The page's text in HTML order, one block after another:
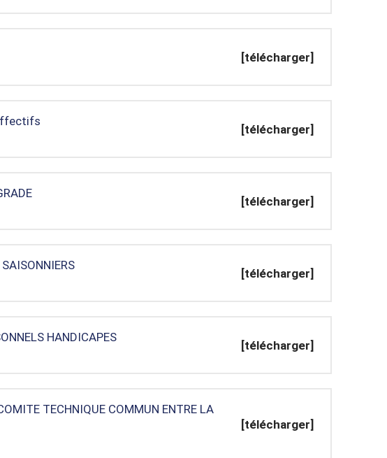
[télécharger]
[télécharger]
[télécharger]
[télécharger]
HANDICAPES
[télécharger]
TECHNIQUE COMMUN ENTRE LA
[télécharger]